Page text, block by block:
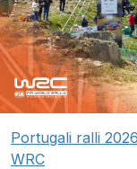
Portugali ralli
WRC